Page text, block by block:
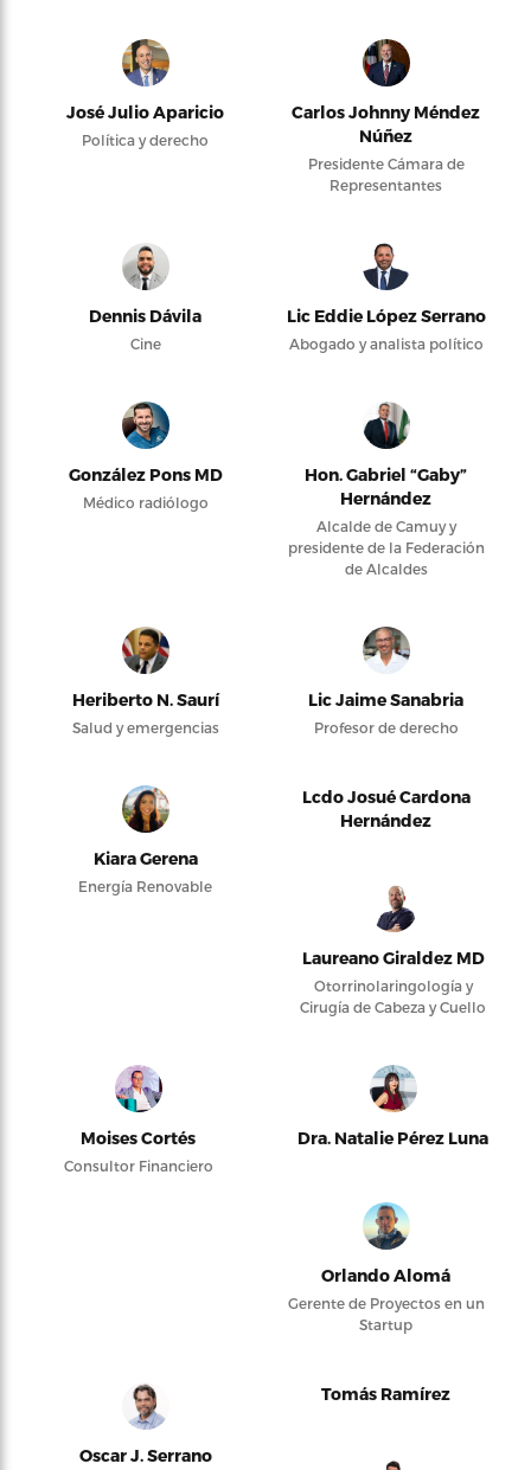
José Julio Aparicio
Política y derecho
Carlos Johnny Méndez
Núñez
Presidente Cámara de
Representantes
Dennis Dávila
Cine
Lic Eddie López Serrano
Abogado y analista político
González Pons MD
Médico radiólogo
Hon. Gabriel “Gaby”
Hernández
Alcalde de Camuy y
presidente de la Federación
de Alcaldes
Heriberto N. Saurí
Salud y emergencias
Lic Jaime Sanabria
Profesor de derecho
Kiara Gerena
Energía Renovable
Lcdo Josué Cardona
Hernández
Laureano Giraldez MD
Otorrinolaringología y
Cirugía de Cabeza y Cuello
Moises Cortés
Consultor Financiero
Dra. Natalie Pérez Luna
Orlando Alomá
Gerente de Proyectos en un
Startup
Oscar J. Serrano
Tomás Ramírez